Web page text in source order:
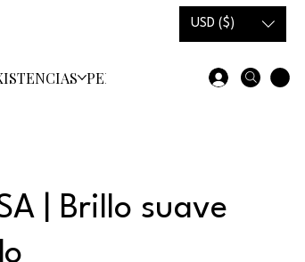
USD ($)
PEDIDO PERSONALIZADO
| Brillo suave